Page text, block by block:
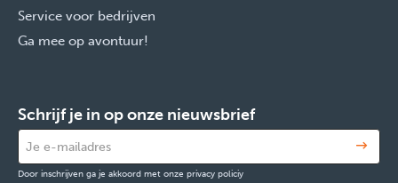
Service voor bedrijven
Ga mee op avontuur!
Schrijf je in op onze nieuwsbrief
Door inschrijven ga je akkoord met onze privacy policiy